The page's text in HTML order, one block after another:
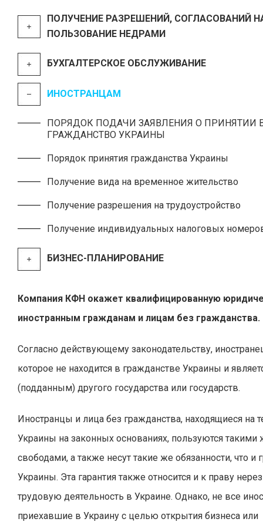
ПОЛУЧЕНИЕ РАЗРЕШЕНИЙ, СОГЛАСОВАНИЙ
ПОЛЬЗОВАНИЕ НЕДРАМИ
БУХГАЛТЕРСКОЕ ОБСЛУЖИВАНИЕ
ИНОСТРАНЦАМ
ПОРЯДОК ПОДАЧИ ЗАЯВЛЕНИЯ О ПРИНЯТИИ
ГРАЖДАНСТВО УКРАИНЫ
Порядок принятия гражданства Украины
Получение вида на временное жительство
Получение разрешения на трудоустройство
Получение индивидуальных налоговых
БИЗНЕС-ПЛАНИРОВАНИЕ
Компания КФН окажет квалифицированную
иностранным гражданам и лицам без гражданства.
Согласно действующему законодательству,
которое не находится в гражданстве Украины и
(подданным) другого государства или государств.
Иностранцы и лица без гражданства, находящиеся на
Украины на законных основаниях, пользуются
свободами, а также несут такие же обязанности, что и
Украины. Эта гарантия также относится и к праву
трудовую деятельность в Украине. Однако, не все
приехавшие в Украину с целью открытия бизнеса или